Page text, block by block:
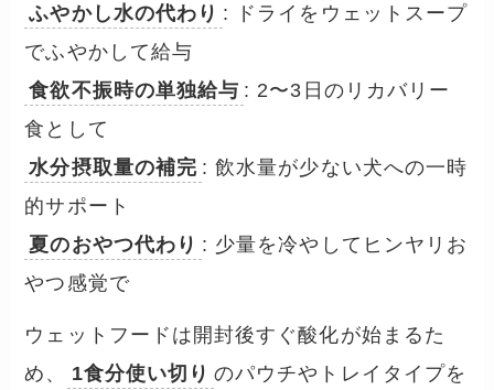
ふやかし水の代わり : ドライをウェットスープ
でふやかして給与
食欲不振時の単独給与 : 2〜3日のリカバリー
食として
水分摂取量の補完 : 飲水量が少ない犬への一時
的サポート
夏のおやつ代わり : 少量を冷やしてヒンヤリお
やつ感覚で
ウェットフードは開封後すぐ酸化が始まるた
め、
1食分使い切り のパウチやトレイタイプを